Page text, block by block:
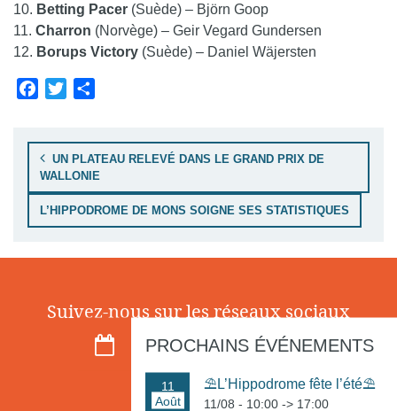
10. Betting Pacer (Suède) – Björn Goop
11. Charron (Norvège) – Geir Vegard Gundersen
12. Borups Victory (Suède) – Daniel Wäjersten
Navigation de l’article
UN PLATEAU RELEVÉ DANS LE GRAND PRIX DE
WALLONIE
L’HIPPODROME DE MONS SOIGNE SES STATISTIQUES
Suivez-nous sur les réseaux sociaux
PROCHAINS ÉVÉNEMENTS
Août
11 ⛱️L’Hippodrome fête l’été⛱️
11/08 - 10:00 -> 17:00